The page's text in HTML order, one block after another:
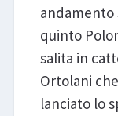
andamento
quinto
salita in
Ortolani
lanciato lo